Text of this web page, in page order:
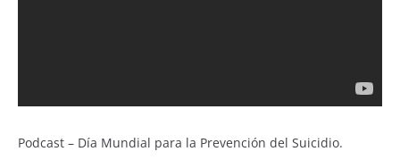
Podcast – Día Mundial para la Prevención del Suicidio.